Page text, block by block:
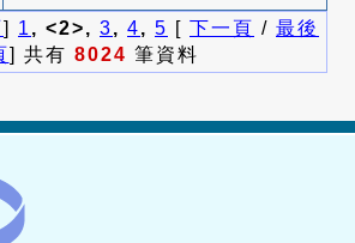
] 1 , <2>, 3, 4, 5 [ 下一頁 / 最後
] 共有 8024 筆資料